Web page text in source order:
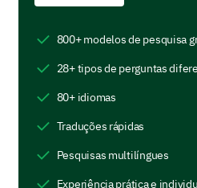
Você recebeu
Sim
Quais tópicos foram
treinamento de
vontade para adicionar
800+ modelos de pesquisa
28+ tipos de perguntas
80+ idiomas
Traduções rápidas
Pesquisas multilíngues
Experiência prática e